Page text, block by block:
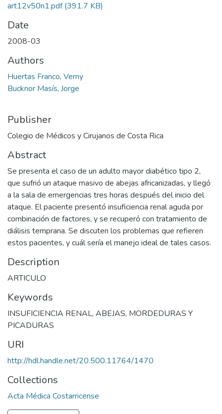
art12v50n1.pdf(391.7 KB)
Date
2008-03
Authors
Huertas Franco, Verny
Bucknor Masís, Jorge
Publisher
Colegio de Médicos y Cirujanos de Costa Rica
Abstract
Se presenta el caso de un adulto mayor diabético tipo 2,
que sufrió un ataque masivo de abejas africanizadas, y llegó
a la sala de emergencias tres horas después del inicio del
ataque. El paciente presentó insuficiencia renal aguda por
combinación de factores, y se recuperó con tratamiento de
diálisis temprana. Se discuten los problemas que refieren
estos pacientes, y cuál sería el manejo ideal de tales casos.
Description
ARTICULO
Keywords
INSUFICIENCIA RENAL, ABEJAS, MORDEDURAS Y
PICADURAS
URI
http://hdl.handle.net/20.500.11764/1470
Collections
Acta Médica Costarricense